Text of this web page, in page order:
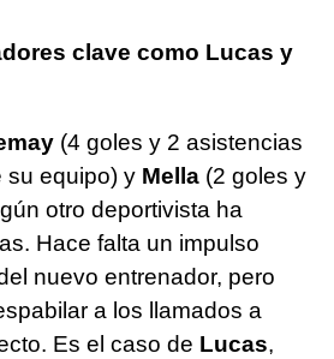
clave como Lucas y
(4 goles y 2 asistencias
su equipo) y Mella (2 goles y
otro deportivista ha
Hace falta un impulso
nuevo entrenador, pero
a los llamados a
Es el caso de Lucas,